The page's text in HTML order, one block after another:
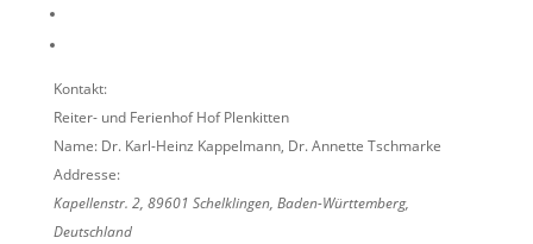
Kontakt:
Reiter- und Ferienhof Hof Plenkitten
Name: Dr. Karl-Heinz Kappelmann, Dr. Annette Tschmarke
Addresse:
Kapellenstr. 2, 89601 Schelklingen, Baden-Württemberg,
Deutschland